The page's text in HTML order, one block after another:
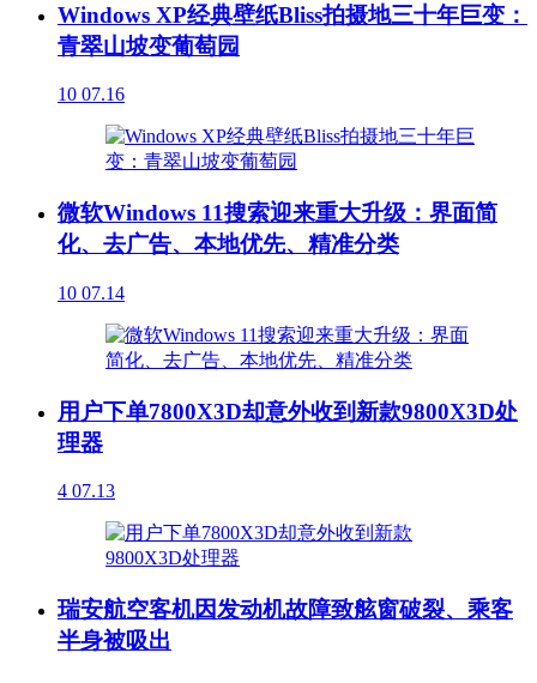
Windows XP经典壁纸Bliss拍摄地三十年巨变：
青翠山坡变葡萄园
10 07.16
微软Windows 11搜索迎来重大升级：界面简
化、去广告、本地优先、精准分类
10 07.14
用户下单7800X3D却意外收到新款9800X3D处
理器
4 07.13
瑞安航空客机因发动机故障致舷窗破裂、乘客
半身被吸出